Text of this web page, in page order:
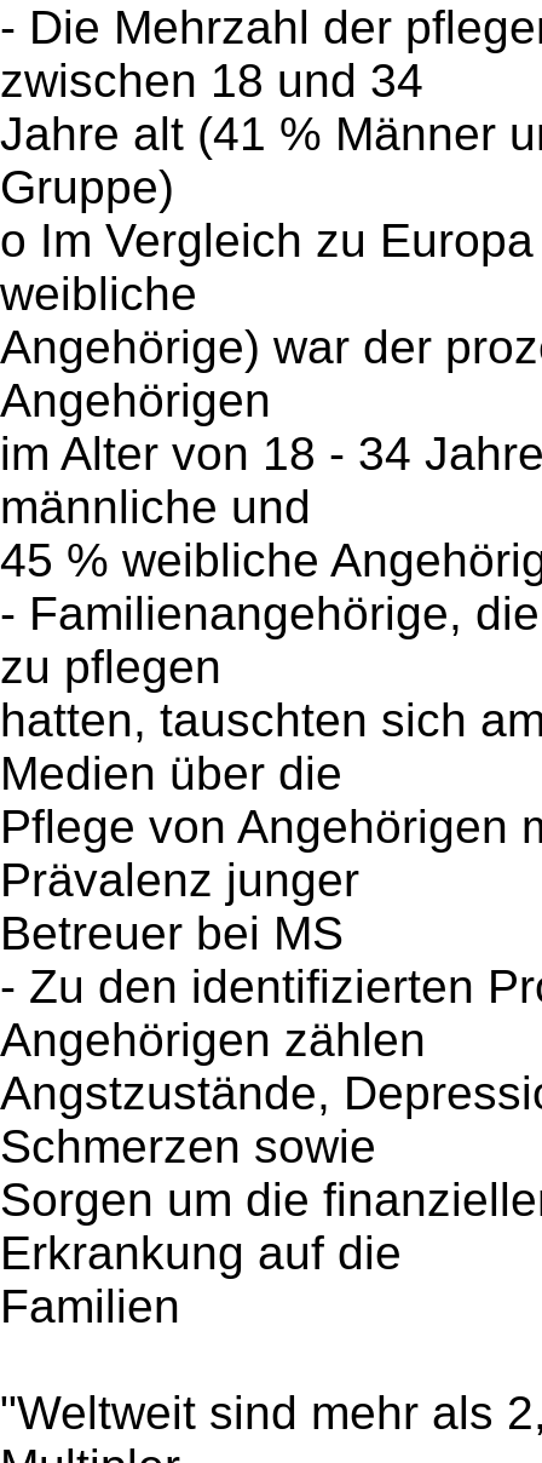
- Die Mehrzahl der
zwischen 18 und 34
Jahre alt (41 % Männer
Gruppe)
o Im Vergleich zu
weibliche
Angehörige) war der
Angehörigen
im Alter von 18 - 34
männliche und
45 % weibliche
- Familienangehörige,
zu pflegen
hatten, tauschten sich
Medien über die
Pflege von Angehörigen
Prävalenz junger
Betreuer bei MS
- Zu den identifizierten
Angehörigen zählen
Angstzustände,
Schmerzen sowie
Sorgen um die
Erkrankung auf die
Familien
"Weltweit sind mehr als